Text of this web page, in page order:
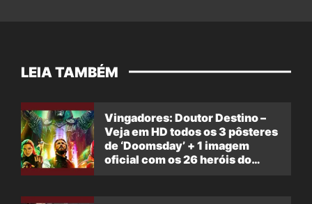
LEIA TAMBÉM
Vingadores: Doutor Destino –
Veja em HD todos os 3 pôsteres
de ‘Doomsday’ + 1 imagem
oficial com os 26 heróis do